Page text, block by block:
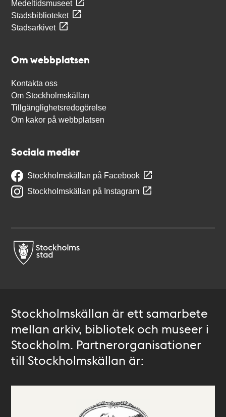
Medeltidsmuseet
Stadsbiblioteket
Stadsarkivet
Om webbplatsen
Kontakta oss
Om Stockholmskällan
Tillgänglighetsredogörelse
Om kakor på webbplatsen
Sociala medier
Stockholmskällan på Facebook
Stockholmskällan på Instagram
Stockholmskällan är ett samarbete
mellan arkiv, bibliotek och museer i
Stockholm. Partnerorganisationer
till Stockholmskällan är: